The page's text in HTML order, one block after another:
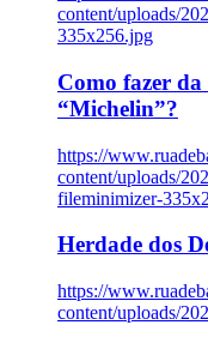
content/uploads/
335x256.jpg
Como fazer
“Michelin”?
https://
content/uploads/
fileminimizer-
Herdade dos
https://
content/uploads/